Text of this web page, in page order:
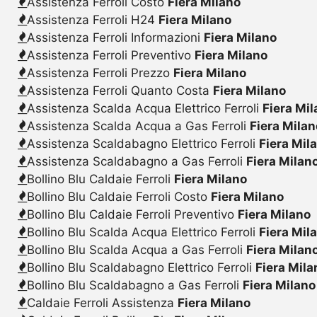
Assistenza Ferroli H24 Fiera Milano
Assistenza Ferroli Informazioni Fiera Milano
Assistenza Ferroli Preventivo Fiera Milano
Assistenza Ferroli Prezzo Fiera Milano
Assistenza Ferroli Quanto Costa Fiera Milano
Assistenza Scalda Acqua Elettrico Ferroli Fiera
Assistenza Scalda Acqua a Gas Ferroli Fiera
Assistenza Scaldabagno Elettrico Ferroli Fiera
Assistenza Scaldabagno a Gas Ferroli Fiera
Bollino Blu Caldaie Ferroli Fiera Milano
Bollino Blu Caldaie Ferroli Costo Fiera Milano
Bollino Blu Caldaie Ferroli Preventivo Fiera Milano
Bollino Blu Scalda Acqua Elettrico Ferroli Fiera
Bollino Blu Scalda Acqua a Gas Ferroli Fiera
Bollino Blu Scaldabagno Elettrico Ferroli Fiera
Bollino Blu Scaldabagno a Gas Ferroli Fiera Milano
Caldaie Ferroli Assistenza Fiera Milano